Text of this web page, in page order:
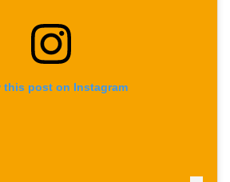
this post on Instagram